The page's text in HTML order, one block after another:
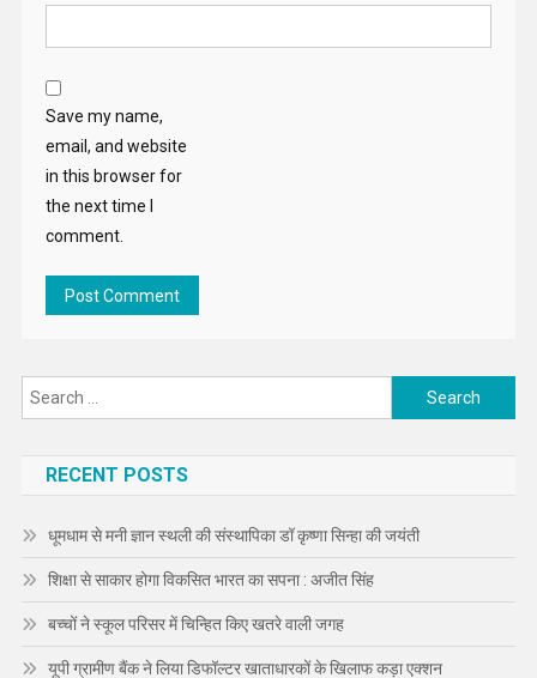
Save my name,
email, and website
in this browser for
the next time I
comment.
Search
for:
RECENT POSTS
धूमधाम से मनी ज्ञान स्थली की संस्थापिका डॉ कृष्णा सिन्हा की जयंती
शिक्षा से साकार होगा विकसित भारत का सपना : अजीत सिंह
बच्चों ने स्कूल परिसर में चिन्हित किए खतरे वाली जगह
यूपी ग्रामीण बैंक ने लिया डिफॉल्टर खाताधारकों के खिलाफ कड़ा एक्शन